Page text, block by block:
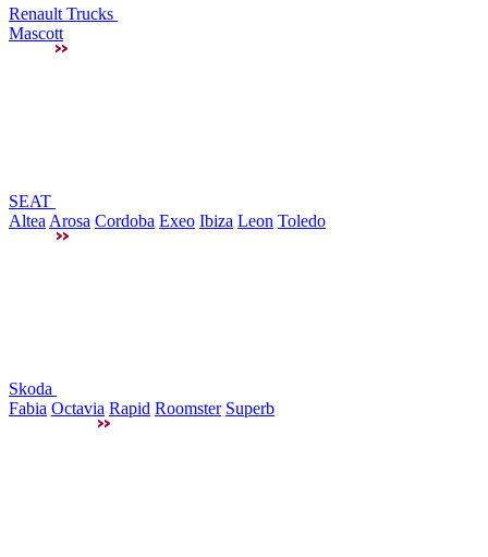
Renault Trucks
Mascott
SEAT
Altea Arosa Cordoba Exeo Ibiza Leon Toledo
Skoda
Fabia Octavia Rapid Roomster Superb